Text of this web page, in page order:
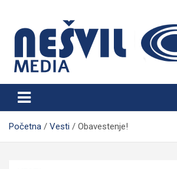
content
Nešvil Media Bogatić
Početna Vesti Obavestenje!